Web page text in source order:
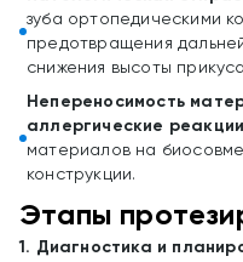
зуба ортопедическими
предотвращения
снижения высоты
Непереносимость
аллергические
материалов на
конструкции.
Этапы
1. Диагностика и